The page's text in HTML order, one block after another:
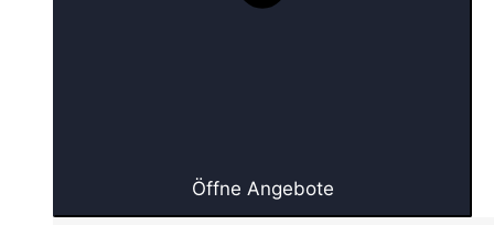
Öffne Angebote